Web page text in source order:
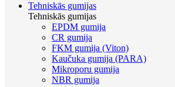
Tehniskās gumijas
Tehniskās gumijas
EPDM gumija
CR gumija
FKM gumija (Viton)
Kaučuka gumija (PARA)
Mikroporu gumija
NBR gumija